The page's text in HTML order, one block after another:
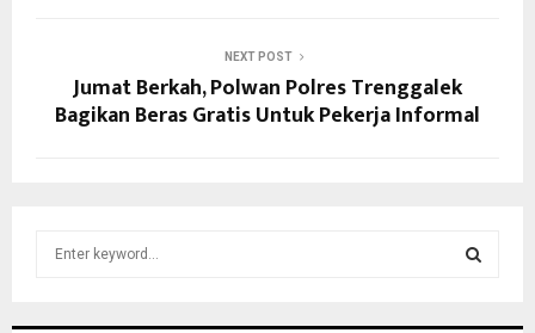
NEXT POST
Jumat Berkah, Polwan Polres Trenggalek
Bagikan Beras Gratis Untuk Pekerja Informal